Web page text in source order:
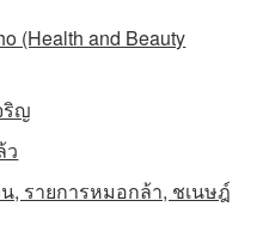
(Health and Beauty
ริญ
ว
, รายการหมอกล้า, ชเนษฎ์